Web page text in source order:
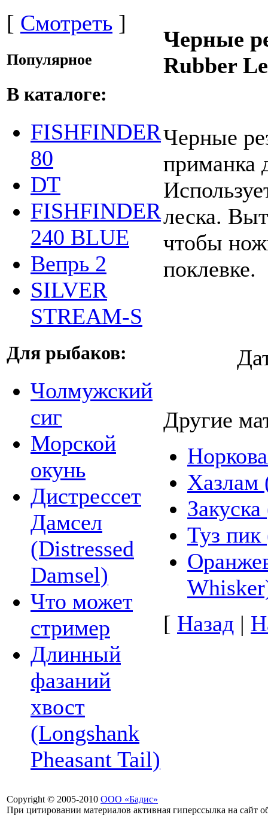
[ Смотреть ]
Популярное
В каталоге:
FISHFINDER
80
DT
FISHFINDER
240 BLUE
Вепрь 2
SILVER
STREAM-S
Для рыбаков:
Чолмужский
сиг
Морской
окунь
Дистрессет
Дамсел
(Distressed
Damsel)
Что может
стример
Длинный
фазаний
хвост
(Longshank
Pheasant Tail)
Черные
Rubber
Черные
приманка
леска.
чтобы
поклевке.
Другие
Хазлам
Туз пик
[ Назад |
Copyright © 2005-2010 ООО «Бадис»
При цитировании материалов активная гиперссылка на сайт